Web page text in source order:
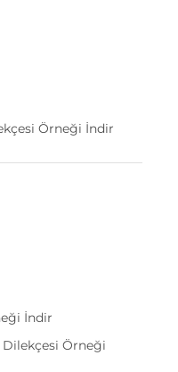
Örneği İndir
İndir
Örneği